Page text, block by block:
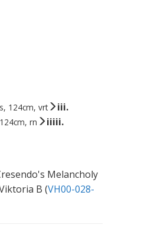
124cm, vrt
iii.
rn
iiiii.
Melancholy
B (VH00-028-